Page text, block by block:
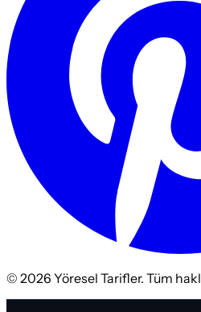
© 2026 Yöresel Tarifler. Tüm